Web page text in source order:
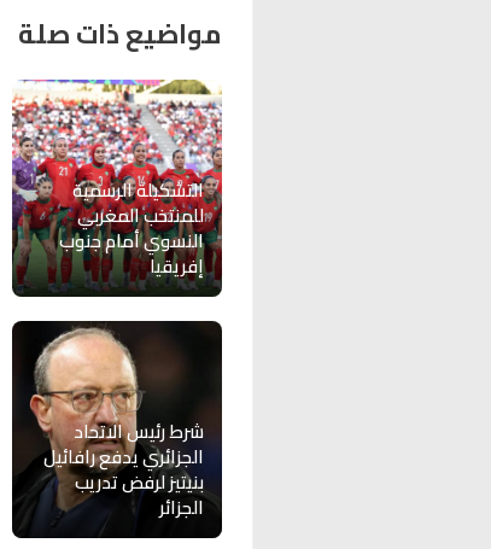
مواضيع ذات صلة
التشكيلة الرسمية
للمنتخب المغربي
النسوي أمام جنوب
إفريقيا
شرط رئيس الاتحاد
الجزائري يدفع رافائيل
بنيتيز لرفض تدريب
الجزائر